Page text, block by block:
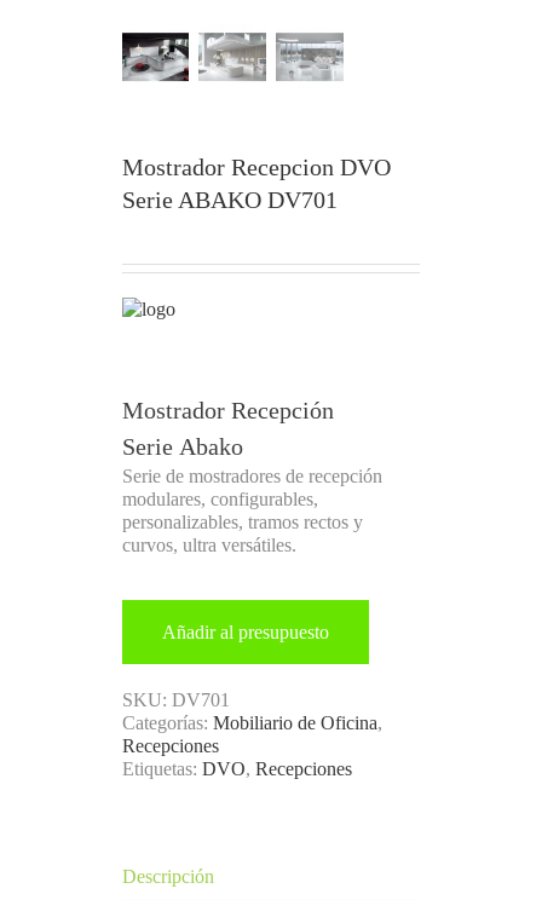
Mostrador Recepcion DVO
Serie ABAKO DV701
Mostrador Recepción
Serie Abako
Serie de mostradores de recepción
modulares, configurables,
personalizables, tramos rectos y
curvos, ultra versátiles.
Añadir al presupuesto
SKU: DV701
Categorías: Mobiliario de Oficina,
Recepciones
Etiquetas: DVO, Recepciones
Descripción